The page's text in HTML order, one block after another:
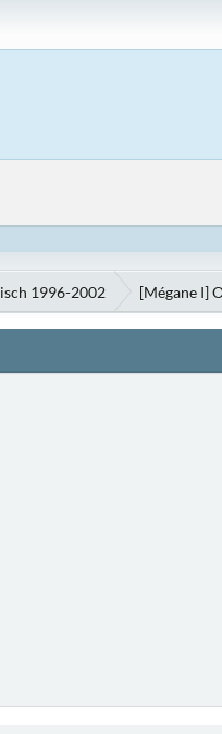
1996-2002 [Mégane I]